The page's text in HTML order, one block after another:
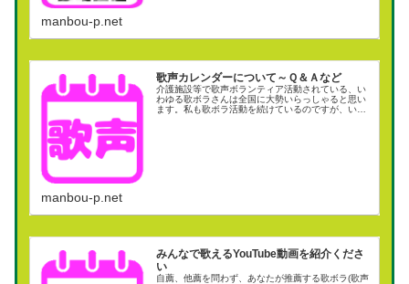
manbou-p.net
歌声カレンダーについて～Ｑ＆Ａなど
介護施設等で歌声ボランティア活動されている、い
わゆる歌ボラさんは全国に大勢いらっしゃると思い
ます。私も歌ボラ活動を続けているのですが、いつ
manbou-p.net
みんなで歌えるYouTube動画を紹介くださ
い
自薦、他薦を問わず、あなたが推薦する歌ボラ(歌声